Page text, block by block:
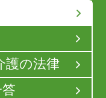
護の法律